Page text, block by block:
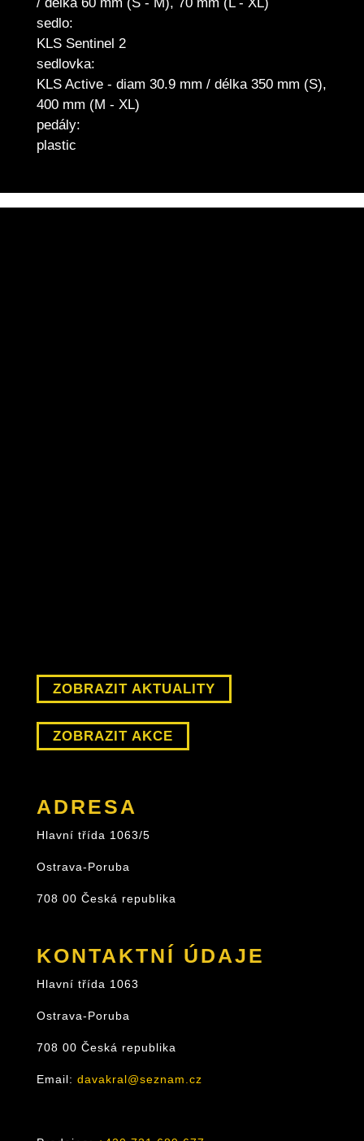
/ délka 60 mm (S - M), 70 mm (L - XL)
sedlo:
KLS Sentinel 2
sedlovka:
KLS Active - diam 30.9 mm / délka 350 mm (S),
400 mm (M - XL)
pedály:
plastic
ZOBRAZIT AKTUALITY
ZOBRAZIT AKCE
ADRESA
Hlavní třída 1063/5
Ostrava-Poruba
708 00 Česká republika
KONTAKTNÍ ÚDAJE
Hlavní třída 1063
Ostrava-Poruba
708 00 Česká republika
Email: davakral@seznam.cz